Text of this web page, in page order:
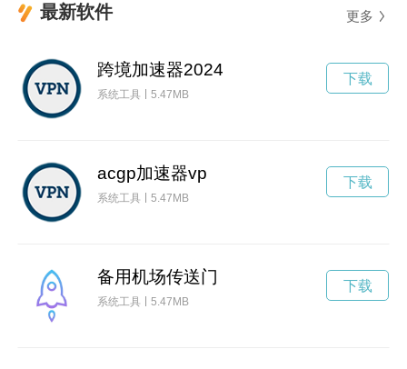
最新软件 更多
跨境加速器2024
系统工具 5.47MB
下载
acgp加速器vp
系统工具 5.47MB
下载
备用机场传送门
系统工具 5.47MB
下载